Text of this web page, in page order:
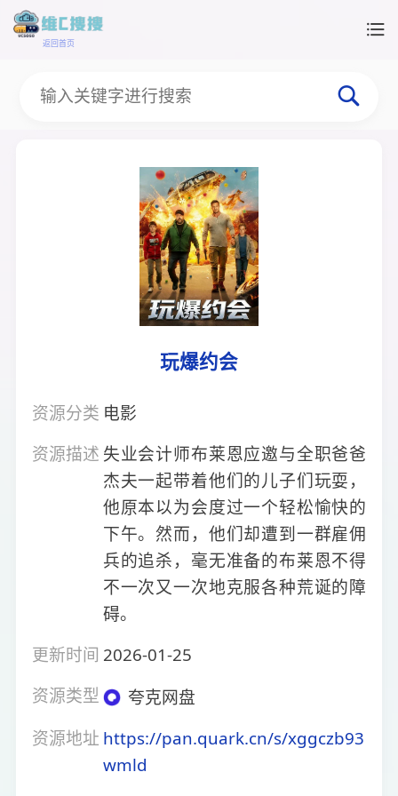
返回首页
玩爆约会
资源分类 电影
资源描述 失业会计师布莱恩应邀与全职爸爸
杰夫一起带着他们的儿子们玩耍，
他原本以为会度过一个轻松愉快的
下午。然而，他们却遭到一群雇佣
兵的追杀，毫无准备的布莱恩不得
不一次又一次地克服各种荒诞的障
碍。
更新时间 2026-01-25
资源类型
夸克网盘
资源地址 https://pan.quark.cn/s/xggczb93
wmld